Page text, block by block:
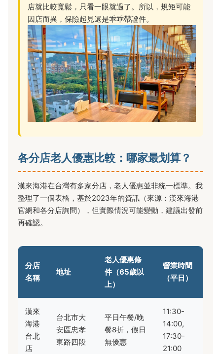
店就比較寬鬆，只看一眼就過了。所以，規矩可能
因店而異，保險起見還是乖乖帶證件。
各分店老人優惠比較：哪家最划算？
漢來海港在台灣有多家分店，老人優惠並非統一標準。我
整理了一個表格，基於2023年的資訊（來源：漢來海港
官網和各分店詢問），但實際情況可能變動，建議出發前
再確認。
分店
名稱
地址
老人優惠條
件（65歲以
上）
營業時間
（平日）
漢來
海港
台北
店
台北市大
安區忠孝
東路四段
平日午餐/晚
餐8折，假日
無優惠
11:30-
14:00,
17:30-
21:00